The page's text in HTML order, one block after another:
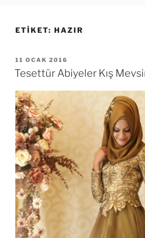
ETIKET: HAZIR
YAYIM
TARIHI
11 OCAK 2016
Tesettür Abiyeler Kış